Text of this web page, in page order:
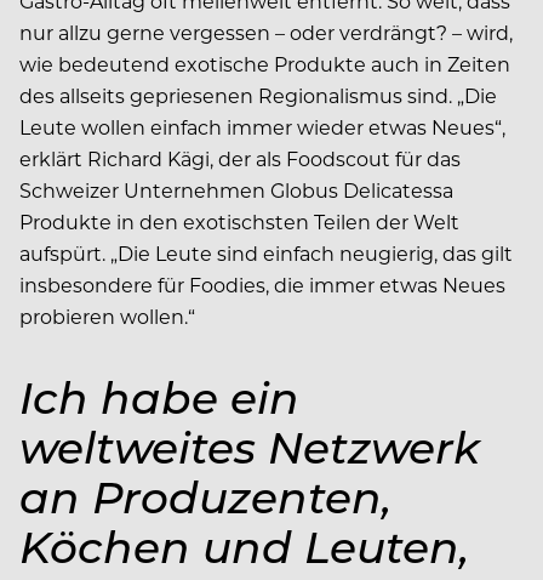
nur allzu gerne vergessen – oder verdrängt? – wird,
wie bedeutend exotische Produkte auch in Zeiten
des allseits gepriesenen Regionalismus sind. „Die
Leute wollen einfach immer wieder etwas Neues“,
erklärt Richard Kägi, der als Foodscout für das
Schweizer Unternehmen Globus Delicatessa
Produkte in den exotischsten Teilen der Welt
aufspürt. „Die Leute sind einfach neugierig, das gilt
insbesondere für Foodies, die immer etwas Neues
probieren wollen.“
Ich habe ein
weltweites Netzwerk
an Produzenten,
Köchen und Leuten,